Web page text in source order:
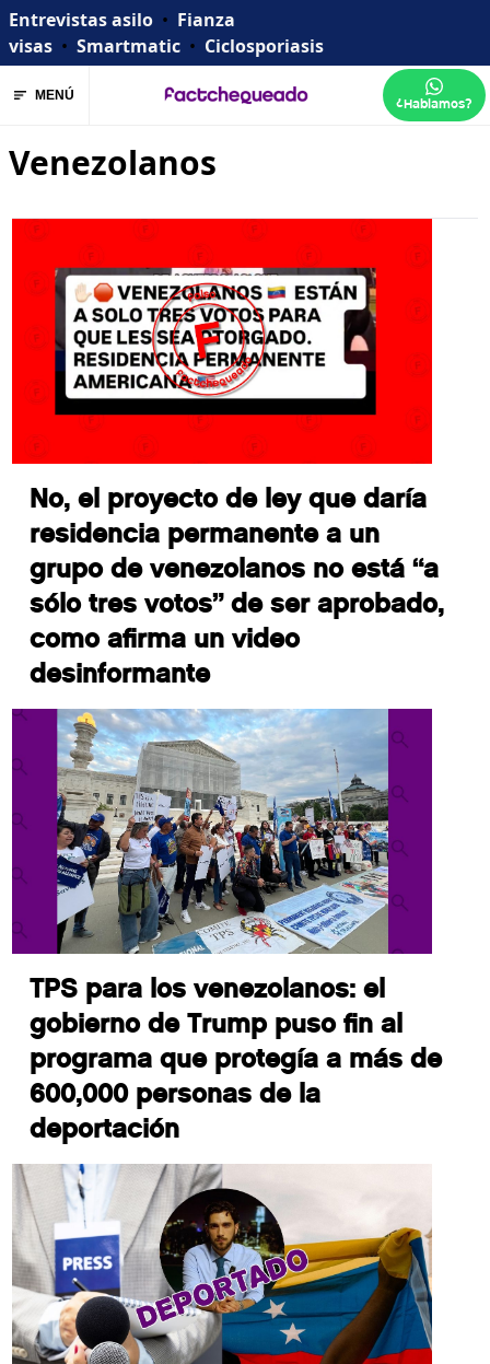
Entrevistas asilo • Fianza
visas • Smartmatic • Ciclosporiasis
MENÚ ¿Hablamos?
Venezolanos
No, el proyecto de ley que daría
residencia permanente a un
grupo de venezolanos no está “a
sólo tres votos” de ser aprobado,
como afirma un video
desinformante
TPS para los venezolanos: el
gobierno de Trump puso fin al
programa que protegía a más de
600,000 personas de la
deportación